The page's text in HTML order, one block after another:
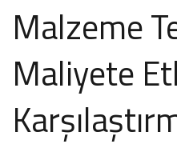
Malzeme
Maliyete